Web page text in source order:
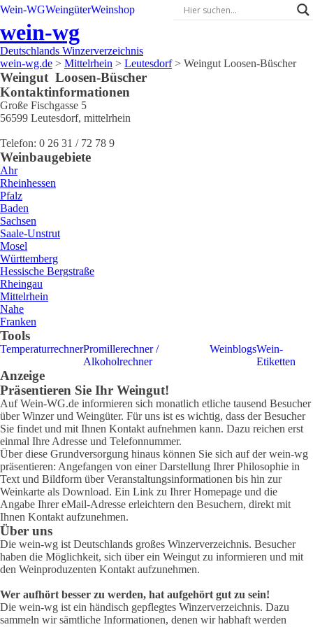
Wein-WGWeingüterWeinshop
wein-wg
Deutschlands Winzerverzeichnis
wein-wg.de > Mittelrhein > Leutesdorf> Weingut Loosen-Büscher
Weingut Loosen-Büscher
Kontaktinformationen
Große Fischgasse 5
56599 Leutesdorf, mittelrhein
Telefon: 0 26 31 / 72 78 9
Weinbaugebiete
Ahr
Rheinhessen
Pfalz
Baden
Sachsen
Saale-Unstrut
Mosel
Württemberg
Hessische Bergstraße
Rheingau
Mittelrhein
Nahe
Franken
Tools
TemperaturrechnerPromillerechner /
Alkoholrechner
WeinblogsWein-
Etiketten
Anzeige
Präsentieren Sie Ihr Weingut!
Auf Wein-WG.de informieren sich monatlich etliche tausend Besucher
über Winzer und Weingüter. Für uns ist es wichtig, dass der Besucher
Sie findet und mit Ihnen Kontakt aufnehmen kann. Dazu reichen erst
einmal Ihre Adresse und Telefonnummer.
Über diese Grundversorgung hinaus können Sie sich auf der wein-wg
präsentieren: Angefangen von einer Darstellung Ihrer Philosophie in
Text und Bildform über Veranstaltungsinformationen bis hin zur
Weinkarte als Download. Ein Link zu Ihrer Homepage und die
Angabe Ihrer eMail-Adresse erleichtern den Besuchern, direkt mit
Ihnen Kontakt aufzunehmen.
Über uns
Die wein-wg ist Deutschlands großes Winzerverzeichnis. Besucher
haben die Möglichkeit, sich über ein Weingut zu informieren und mit
den Weinproduzenten Kontakt aufzunehmen.
Wer aufhört besser zu werden, hat aufgehört gut zu sein!
Die wein-wg ist ein händisch gepflegtes Winzerverzeichnis. Dazu
sammeln wir sämtliche Informationen, denen wir habhaft werden